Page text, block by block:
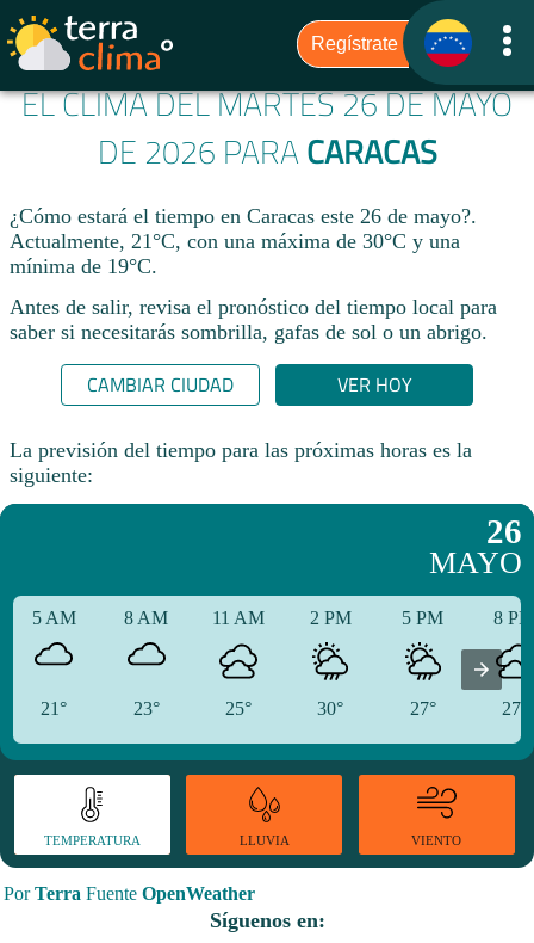
EL CLIMA DEL MARTES 26 DE MAYO
DE 2026 PARA CARACAS
¿Cómo estará el tiempo en Caracas este 26 de mayo?.
Actualmente, 21°C, con una máxima de 30°C y una
mínima de 19°C.
Antes de salir, revisa el pronóstico del tiempo local para
saber si necesitarás sombrilla, gafas de sol o un abrigo.
CAMBIAR CIUDAD VER HOY
La previsión del tiempo para las próximas horas es la
siguiente:
26
MAYO
5 AM
21°
8 AM
23°
11 AM
25°
2 PM
30°
5 PM
27°
8
27°
TEMPERATURA LLUVIA VIENTO
PorTerra Fuente OpenWeather
Síguenos en: